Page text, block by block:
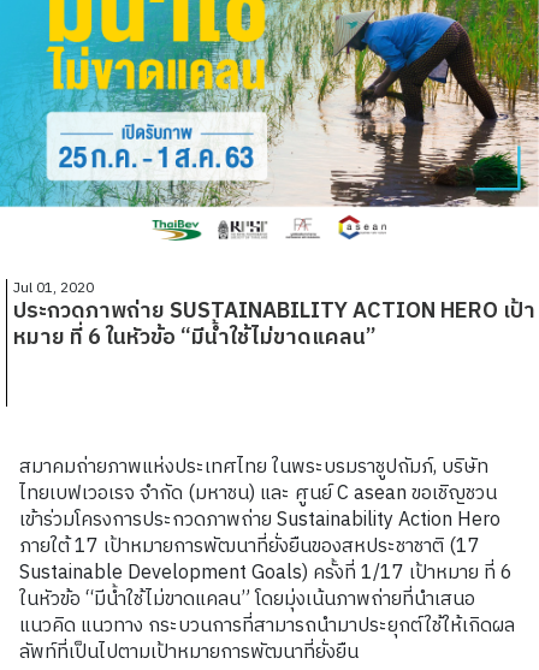
Jul 01, 2020
ประกวดภาพถ่าย SUSTAINABILITY ACTION HERO เป้า
หมาย ที่ 6 ในหัวข้อ “มีน้ำใช้ไม่ขาดแคลน”
สมาคมถ่ายภาพแห่งประเทศไทย ในพระบรมราชูปถัมภ์, บริษัท
ไทยเบฟเวอเรจ จำกัด (มหาชน) และ ศูนย์C aseanขอเชิญชวน
เข้าร่วมโครงการประกวดภาพถ่ายSustainability Action Hero
ภายใต้17 เป้าหมายการพัฒนาที่ยั่งยืนของสหประชาชาติ(17
Sustainable Development Goals) ครั้งที่1/17 เป้าหมาย ที่6
ในหัวข้อ“มีน้ำใช้ไม่ขาดแคลน”โดยมุ่งเน้นภาพถ่ายที่นำเสนอ
แนวคิด แนวทาง กระบวนการที่สามารถนำมาประยุกต์ใช้ให้เกิดผล
ลัพท์ที่เป็นไปตามเป้าหมายการพัฒนาที่ยั่งยืน